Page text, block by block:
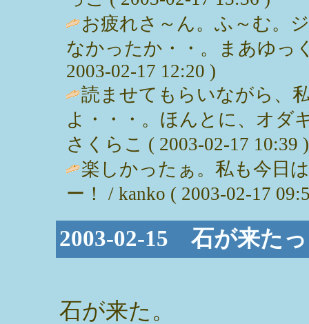
お疲れさ～ん。ふ～む。
なかったか・・。まあゆっ
2003-02-17 12:20 )
読ませてもらいながら、
よ・・・。ほんとに、オダ
さくらこ ( 2003-02-17 10:39 )
楽しかったぁ。私も今日
ー！ / kanko ( 2003-02-17
2003-02-15 石が来た
石が来た。